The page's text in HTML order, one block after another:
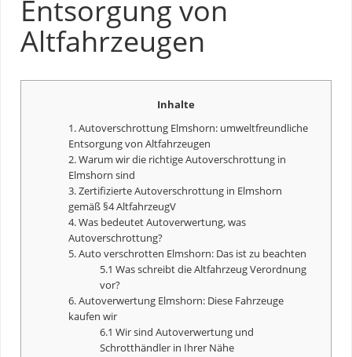
Entsorgung von
Altfahrzeugen
Inhalte
1. Autoverschrottung Elmshorn: umweltfreundliche
Entsorgung von Altfahrzeugen
2. Warum wir die richtige Autoverschrottung in
Elmshorn sind
3. Zertifizierte Autoverschrottung in Elmshorn
gemäß §4 AltfahrzeugV
4. Was bedeutetAutoverwertung, was
Autoverschrottung?
5. Auto verschrotten Elmshorn: Das ist zu beachten
5.1 Was schreibt die Altfahrzeug Verordnung
vor?
6.Autoverwertung Elmshorn: Diese Fahrzeuge
kaufen wir
6.1 Wir sind Autoverwertung und
Schrotthändler in Ihrer Nähe